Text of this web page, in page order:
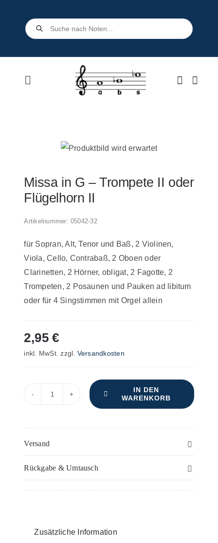
Products
search
Toggle
Kontakt
Missa in G – Trompete II oder
Flügelhorn II
Artikelnummer: 05042-32
für Sopran, Alt, Tenor und Baß, 2 Violinen,
Viola, Cello, Contrabaß, 2 Oboen oder
Clarinetten, 2 Hörner, obligat, 2 Fagotte, 2
Trompeten, 2 Posaunen und Pauken ad libitum
oder für 4 Singstimmen mit Orgel allein
2,95€
inkl. MwSt. zzgl. Versandkosten
II
Menge
IN DEN
WARENKORB
Versand
Rückgabe & Umtausch
Zusätzliche Information